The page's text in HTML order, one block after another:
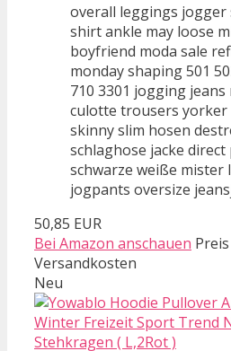
overall leggings jogger
shirt ankle may loose
boyfriend moda sale
monday shaping 501
710 3301 jogging
culotte trousers yorker
skinny slim hosen
schlaghose jacke
schwarze weiße mister
jogpants oversize
50,85 EUR
Bei Amazon anschauen
Versandkosten
Neu